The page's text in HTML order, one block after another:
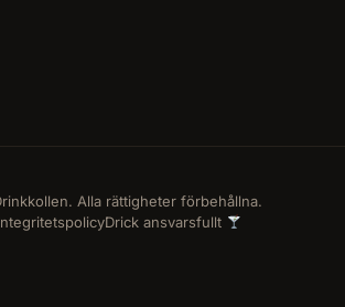
Drick ansvarsfullt
Alla rättigheter förbehållna.